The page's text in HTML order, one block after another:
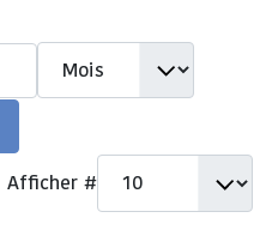
Mois
Afficher #